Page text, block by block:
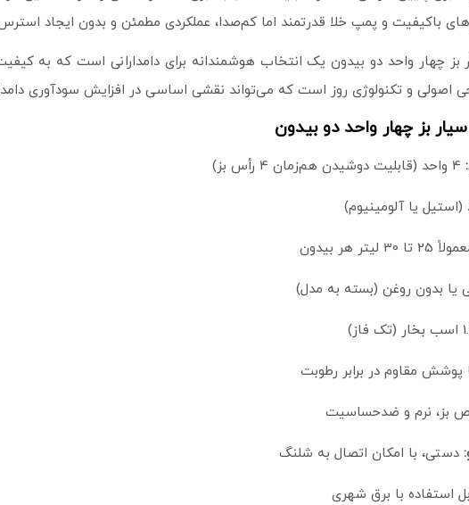
باکیفیت و پمپ خلا قدرتمند اما کم‌صدا، عملکردی مطمئن و بدون ایجاد
چهار واحد دو بیدون یک انتخاب هوشمندانه برای دامدارانی است که به
اصولی و تکنولوژی روز است که می‌تواند نقشی اساسی در افزایش سودآوری
بز چهار واحد دو بیدون
25 تا 30 لیتر هر بیدون
یا بدون روغن (بسته به مدل)
پوشش مقاوم در برابر رطوبت
بز، نرم و ضدحساسیت
دستی، با امکان اتصال به شلنگ
استفاده با برق شهری